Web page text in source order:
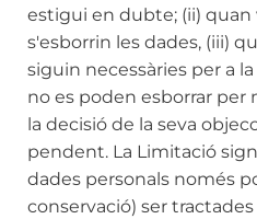
estigui en dubte; (ii)
s'esborrin les dades, (iii)
siguin necessàries per a
no es poden esborrar per
la decisió de la seva
pendent. La Limitació
dades personals només
conservació) ser